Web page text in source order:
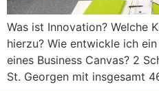
Was ist Innovation? Welche
hierzu? Wie entwickle ich
eines Business Canvas? 2
St. Georgen mit insgesamt